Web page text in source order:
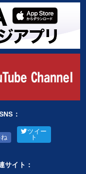
：
ツイー
ト
サイト：